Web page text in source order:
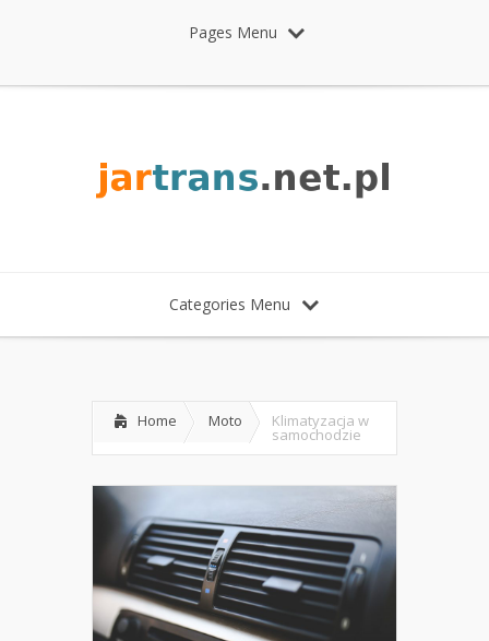
Pages Menu
Categories Menu
Home Moto Klimatyzacja w
samochodzie